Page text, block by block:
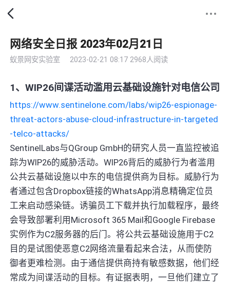
网络安全日报 2023年02月21日
蚁景网安实验室 2023-02-21 08:17 2968人阅读
1、WIP26间谍活动滥用云基础设施针对电信公司
https://www.sentinelone.com/labs/wip26-espionage-
threat-actors-abuse-cloud-infrastructure-in-targeted
-telco-attacks/
SentinelLabs与QGroup GmbH的研究人员一直监控被追
踪为WIP26的威胁活动。WIP26背后的威胁行为者滥用
公共云基础设施以中东的电信提供商为目标。威胁行为
者通过包含Dropbox链接的WhatsApp消息精确定位员
工来启动感染链。诱骗员工下载并执行加载程序，最终
会导致部署利用Microsoft 365 Mail和Google Firebase
实例作为C2服务器的后门。将公共云基础设施用于C2
目的是试图使恶意C2网络流量看起来合法，从而使防
御者更难检测。由于通信提供商持有敏感数据，他们经
常成为间谍活动的目标。有证据表明，一旦他们建立了